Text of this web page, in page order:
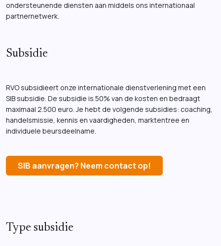
ondersteunende diensten aan middels ons internationaal
partnernetwerk.
Subsidie
RVO subsidieert onze internationale dienstverlening met een
SIB subsidie. De subsidie is 50% van de kosten en bedraagt
maximaal 2.500 euro. Je hebt de volgende subsidies: coaching,
handelsmissie, kennis en vaardigheden, marktentree en
individuele beursdeelname.
SIB aanvragen? Neem contact op!
Type subsidie